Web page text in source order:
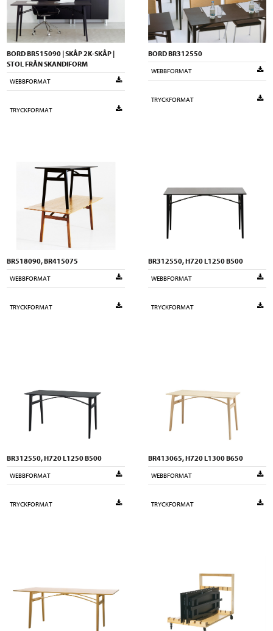
BORD BR515090 | SKÅP 2K-SKÅP |
STOL FRÅN SKANDIFORM
WEBBFORMAT
TRYCKFORMAT
BORD BR312550
WEBBFORMAT
TRYCKFORMAT
BR518090, BR415075
WEBBFORMAT
TRYCKFORMAT
BR312550, H720 L1250 B500
WEBBFORMAT
TRYCKFORMAT
BR312550, H720 L1250 B500
WEBBFORMAT
TRYCKFORMAT
BR413065, H720 L1300 B650
WEBBFORMAT
TRYCKFORMAT